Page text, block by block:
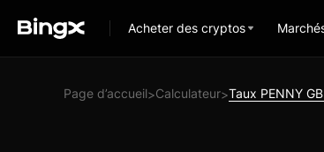
Acheter des cryptos
Page d’accueil>Calculateur>Taux PENNY